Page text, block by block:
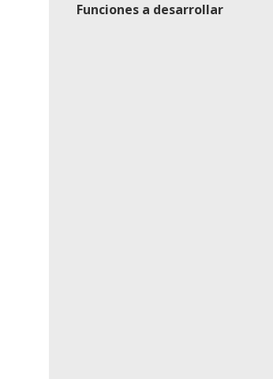
Funciones a desarrollar